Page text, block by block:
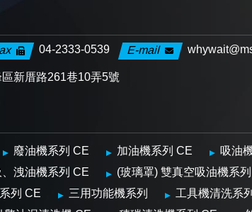
04-2333-0539 E-mail
新厝路261巷10弄5號
廢油機系列 CE 加油機系列 CE
吸油
、洩油機系列 CE
(玻璃罩) 雙真空吸油機系
列 CE
三用功能機系列
工具機清洗系